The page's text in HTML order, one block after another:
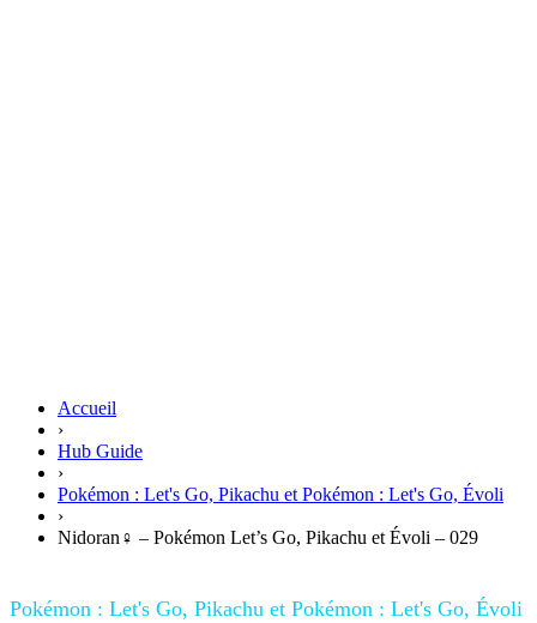
Accueil
›
Hub Guide
›
Pokémon : Let's Go, Pikachu et Pokémon : Let's Go, Évoli
›
Nidoran♀ – Pokémon Let’s Go, Pikachu et Évoli – 029
Pokémon : Let's Go, Pikachu et Pokémon : Let's Go, Évoli